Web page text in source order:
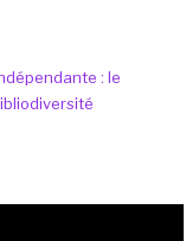
: le